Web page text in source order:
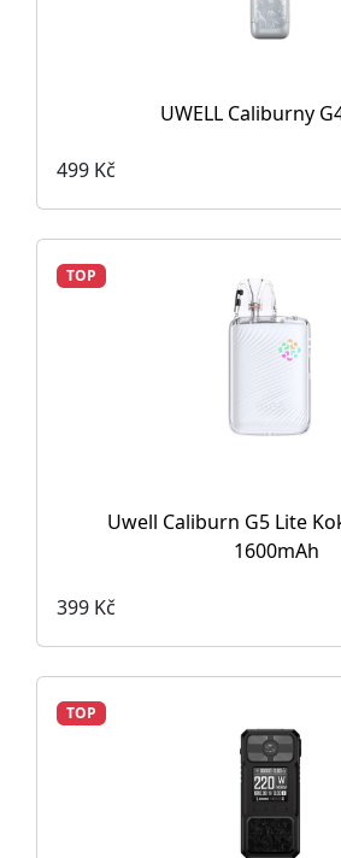
UWELL Caliburny
499 Kč
TOP
Uwell Caliburn G5 Lite
1600mAh
399 Kč
TOP